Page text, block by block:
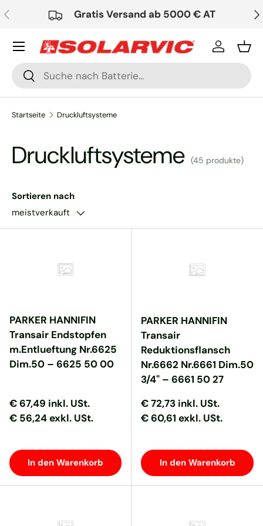
Direkt zum Inhalt
Vorherige Gratis Versand ab 5000 € AT
Suchen
Suchen
Einloggen
Startseite Druckluftsysteme
Druckluftsysteme (45 produkte)
Sortieren nach
meistverkauft
PARKER HANNIFIN
Transair Endstopfen
m.Entlueftung Nr.6625
Dim.50 – 6625 50 00
Normaler Preis
Normaler Preis
€ 67,49 inkl. USt.
€ 56,24 exkl. USt.
In den Warenkorb
PARKER HANNIFIN
Transair
Reduktionsflansch
Nr.6662 Nr.6661 Dim.50
3/4" – 6661 50 27
Normaler Preis
Normaler Preis
€ 72,73 inkl. USt.
€ 60,61 exkl. USt.
In den Warenkorb